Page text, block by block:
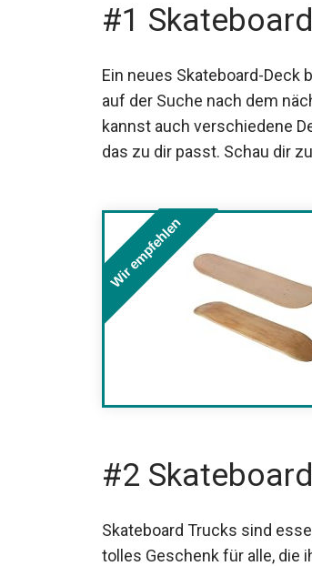
#1
Ein neues Skateboard-Deck
auf der Suche nach dem
kannst auch verschiedene
das zu dir passt. Schau dir
Wir empfehlen
#2
Skateboard Trucks sind
Ein tolles Geschenk für alle,